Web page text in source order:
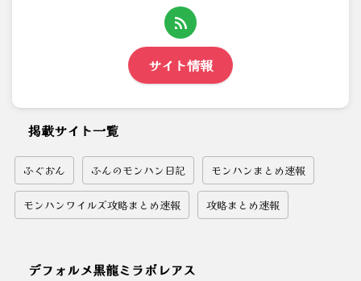
サイト情報
掲載サイト一覧
ふぐおん ふんのモンハン日記 モンハンまとめ速報
モンハンワイルズ攻略まとめ速報 攻略まとめ速報
デフォルメ黒龍ミラボレアス